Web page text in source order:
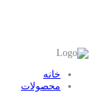
خانه
محصولات